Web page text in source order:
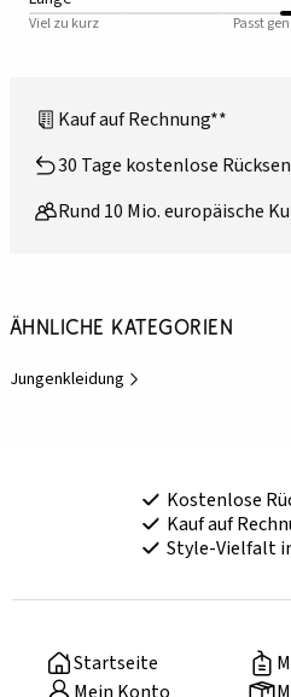
Viel zu kurz Passt
Kauf auf Rechnung**
30 Tage kostenlose
Rund 10 Mio. europäische
Ähnliche Kategorien
Jungenkleidung
Kostenlose
Kauf auf
Style-Vielfalt
Startseite